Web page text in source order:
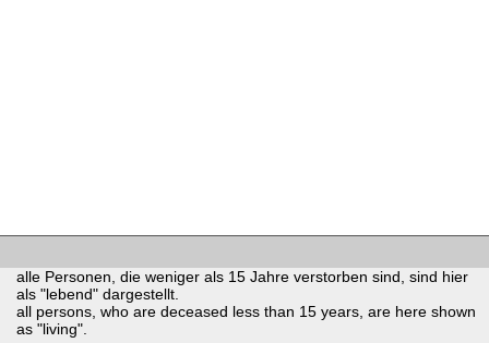
alle Personen, die weniger als 15 Jahre verstorben sind, sind hier
als "lebend" dargestellt.
all persons, who are deceased less than 15 years, are here shown
as "living".